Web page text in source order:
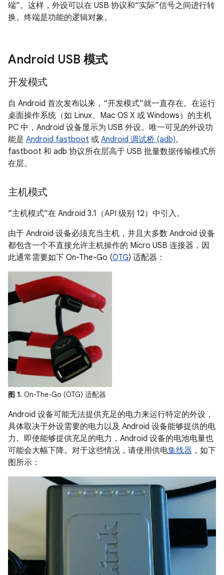
端”。 这样，外设可以在 USB 协议和“实际”信号之间进行转
换。终端是功能的逻辑对象。
Android USB 模式
开发模式
自 Android 首次发布以来，“开发模式”就一直存在。 在运行
桌面操作系统（如 Linux、Mac OS X 或 Windows）的主机
PC 中，Android 设备显示为 USB 外设。唯一可见的外设功
能是 Android fastboot 或 Android 调试桥 (adb)。
fastboot 和 adb 协议所在层高于 USB 批量数据传输模式所
在层。
主机模式
“主机模式”在 Android 3.1（API 级别 12）中引入。
由于 Android 设备必须充当主机，并且大多数 Android 设备
都包含一个不直接允许主机操作的 Micro USB 连接器，因
此通常需要如下 On-The-Go (OTG) 适配器：
图 1. On-The-Go (OTG) 适配器
Android 设备可能无法提供充足的电力来运行特定的外设，
具体取决于外设需要的电力以及 Android 设备能够提供的电
力。即使能够提供充足的电力，Android 设备的电池电量也
可能会大幅下降。对于这些情况，请使用供电集线器 ，如下
图所示：